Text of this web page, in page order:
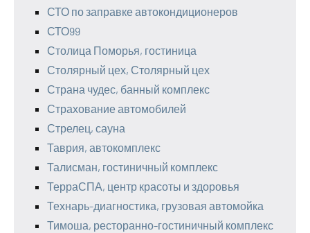
СТО по заправке автокондиционеров
СТО99
Столица Поморья, гостиница
Столярный цех, Столярный цех
Страна чудес, банный комплекс
Страхование автомобилей
Стрелец, сауна
Таврия, автокомплекс
Талисман, гостиничный комплекс
ТерраСПА, центр красоты и здоровья
Технарь-диагностика, грузовая автомойка
Тимоша, ресторанно-гостиничный комплекс